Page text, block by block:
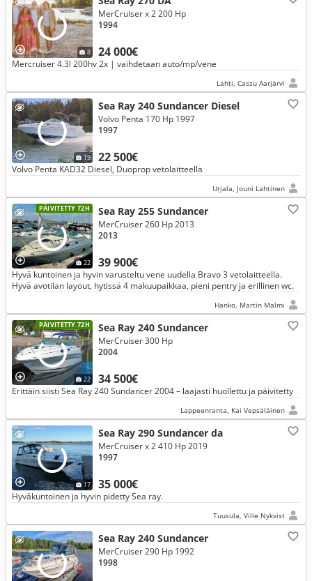
8 24 000€
MerCruiser x 2 200 Hp
1994
Mercruiser 4.3l 200hv 2x | vaihdetaan auto/mp/vene
Lahti, Cassu Aarjärvi
19
Sea Ray 240 Sundancer Diesel
22 500€
Volvo Penta 170 Hp 1997
1997
Volvo Penta KAD32 Diesel, Duoprop vetolaitteella
Urjala, Jouni Lahtinen
PÄIVITETTY 72H
22
Sea Ray 255 Sundancer
39 900€
MerCruiser 260 Hp 2013
2013
Hyvä kuntoinen ja hyvin varusteltu vene uudella Bravo 3 vetolaitteella.
Hyvä avotilan layout, hytissä 4 makuupaikkaa, pieni pentry ja erillinen wc.
Hanko, Martin Malmi
PÄIVITETTY 72H
22
Sea Ray 240 Sundancer
34 500€
MerCruiser 300 Hp
2004
Erittäin siisti Sea Ray 240 Sundancer 2004 – laajasti huollettu ja päivitetty
Lappeenranta, Kai Vepsäläinen
17
Sea Ray 290 Sundancer da
35 000€
MerCruiser x 2 410 Hp 2019
1997
Hyväkuntoinen ja hyvin pidetty Sea ray.
Tuusula, Ville Nykvist
Sea Ray 240 Sundancer
MerCruiser 290 Hp 1992
1998